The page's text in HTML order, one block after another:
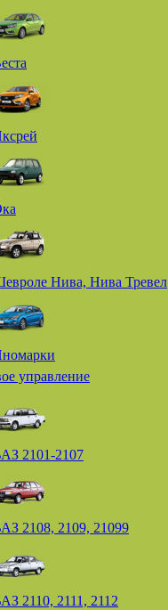
Нива, Нива Тревел
управление
2101-2107
2108, 2109, 21099
2110, 2111, 2112